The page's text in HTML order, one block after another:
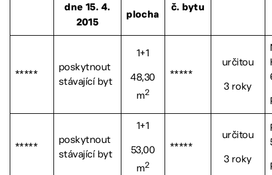
dne 15. 4.
2015
plocha
č. bytu
*****
poskytnout
stávající byt
1+1
48,30
m2
*****
určitou
3 roky
*****
poskytnout
stávající byt
1+1
53,00
m2
*****
určitou
3 roky